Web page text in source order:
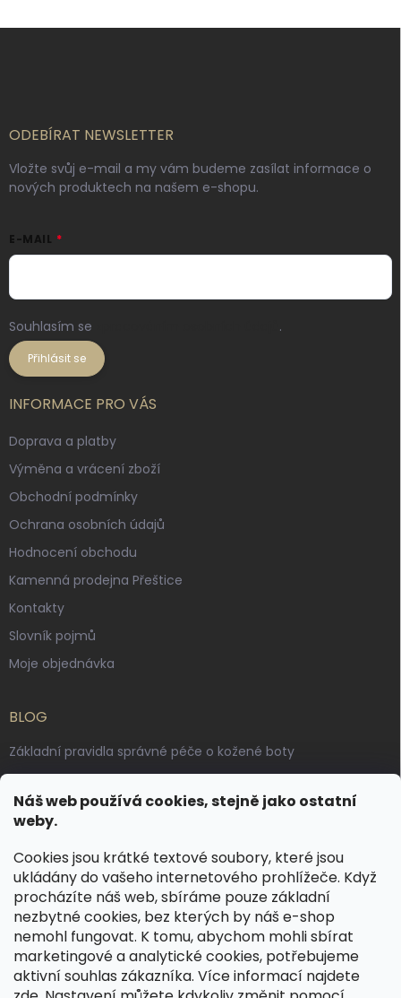
Náš web používá cookies, stejně jako ostatní
weby.
Cookies jsou krátké textové soubory, které jsou
ukládány do vašeho internetového prohlížeče. Když
procházíte náš web, sbíráme pouze základní
nezbytné cookies, bez kterých by náš e-shop
nemohl fungovat. K tomu, abychom mohli sbírat
marketingové a analytické cookies, potřebujeme
aktivní souhlas zákazníka. Více informací najdete
ODEBÍRAT NEWSLETTER
Vložte svůj e-mail a my vám budeme zasílat informace o
nových produktech na našem e-shopu.
E-MAIL
Souhlasím se .
Přihlásit se
INFORMACE PRO VÁS
Doprava a platby
Výměna a vrácení zboží
Obchodní podmínky
Ochrana osobních údajů
Hodnocení obchodu
Kamenná prodejna Přeštice
Kontakty
Slovník pojmů
Moje objednávka
BLOG
Základní pravidla správné péče o kožené boty
Výroba českých kožených opasků: vůně pravé kůže, dotek
řemesla
KONTAKT
dotazy@spongr.cz
+420 776 663 962
https://www.facebook.com/spongr.cz